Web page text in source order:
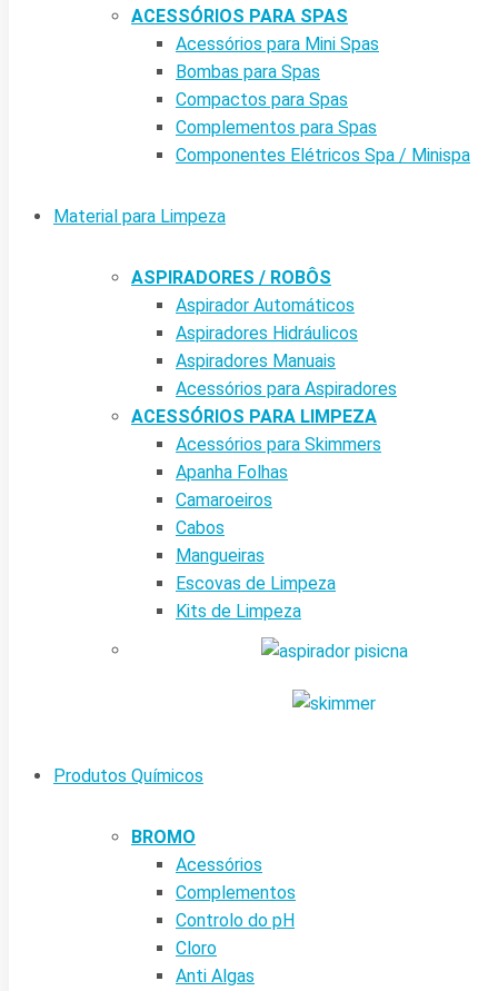
ACESSÓRIOS PARA SPAS
Acessórios para Mini Spas
Bombas para Spas
Compactos para Spas
Complementos para Spas
Componentes Elétricos Spa / Minispa
Material para Limpeza
ASPIRADORES / ROBÔS
Aspirador Automáticos
Aspiradores Hidráulicos
Aspiradores Manuais
Acessórios para Aspiradores
ACESSÓRIOS PARA LIMPEZA
Acessórios para Skimmers
Apanha Folhas
Camaroeiros
Cabos
Mangueiras
Escovas de Limpeza
Kits de Limpeza
Produtos Químicos
BROMO
Acessórios
Complementos
Controlo do pH
Cloro
Anti Algas